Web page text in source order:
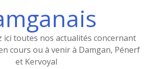
ici toutes nos actualités concernant
cours ou à venir à Damgan, Pénerf
et Kervoyal